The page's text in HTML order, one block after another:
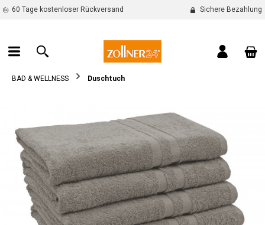
springen
60 Tage kostenloser Rückversand Sichere Bezahlung
BAD & WELLNESS Duschtuch